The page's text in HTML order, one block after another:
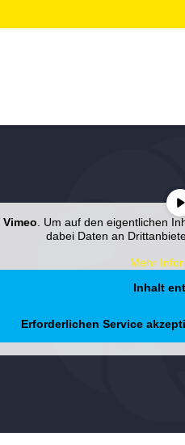
Vimeo . Um auf den eigentlichen
dabei Daten an
Mehr
Inhalt
Erforderlichen Service